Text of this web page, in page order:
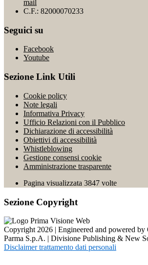
mail
C.F.: 82000070233
Seguici su
Facebook
Youtube
Sezione Link Utili
Cookie policy
Note legali
Informativa Privacy
Ufficio Relazioni con il Pubblico
Dichiarazione di accessibilità
Obiettivi di accessibilità
Whistleblowing
Gestione consensi cookie
Amministrazione trasparente
Pagina visualizzata 3847 volte
Sezione Copyright
Copyright 2026 | Engineered and powered by
Parma S.p.A. | Divisione Publishing & New
Disclaimer trattamento dati personali